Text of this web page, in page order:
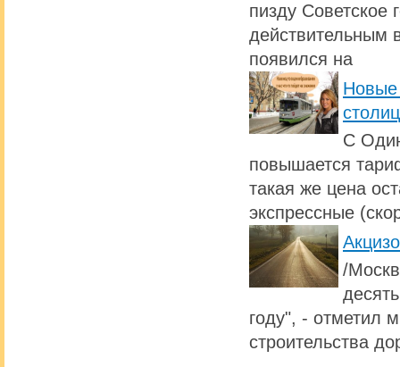
пизду Советское
действительным
появился на
Новые
С
повышается
такая же цена
экспрессные
/
году", - отметил
строительства